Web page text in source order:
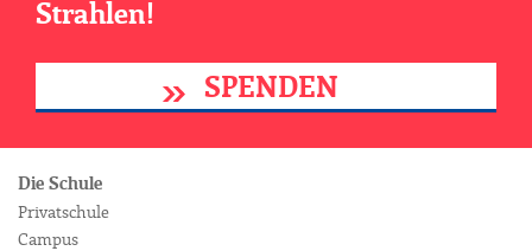
Strahlen!
SPENDEN
Die Schule
Privatschule
Campus